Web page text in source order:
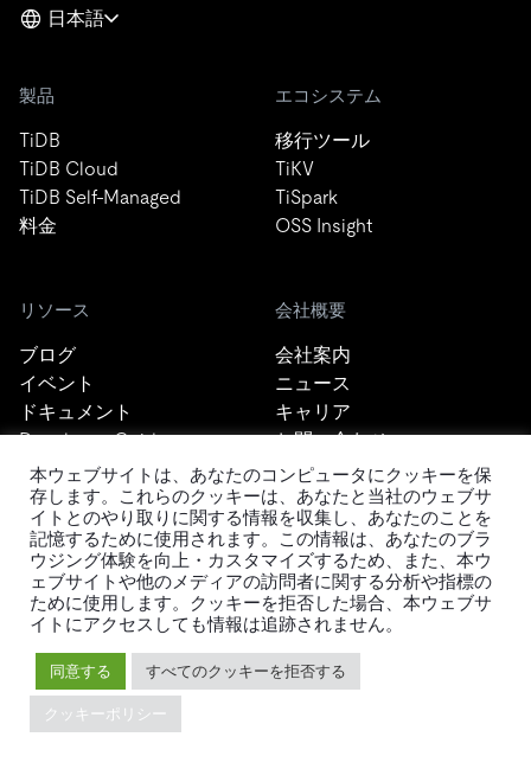
日本語
製品
TiDB
TiDB Cloud
TiDB Self-Managed
料金
エコシステム
移行ツール
TiKV
TiSpark
OSS Insight
リソース
ブログ
イベント
ドキュメント
Developer Guide
FAQ
サポート
会社概要
会社案内
ニュース
キャリア
お問い合わせ
パートナー
Trust Hub
セキュリティ
メンテナンスポリシー
ブランドガイドライン
本ウェブサイトは、あなたのコンピュータにクッキーを保
存します。これらのクッキーは、あなたと当社のウェブサ
イトとのやり取りに関する情報を収集し、あなたのことを
記憶するために使用されます。この情報は、あなたのブラ
ウジング体験を向上・カスタマイズするため、また、本ウ
ェブサイトや他のメディアの訪問者に関する分析や指標の
ために使用します。クッキーを拒否した場合、本ウェブサ
イトにアクセスしても情報は追跡されません。
同意する すべてのクッキーを拒否する
クッキーポリシー